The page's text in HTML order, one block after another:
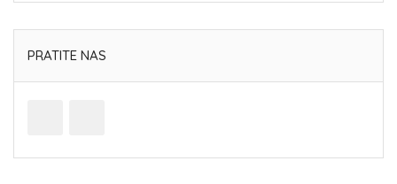
PRATITE NAS